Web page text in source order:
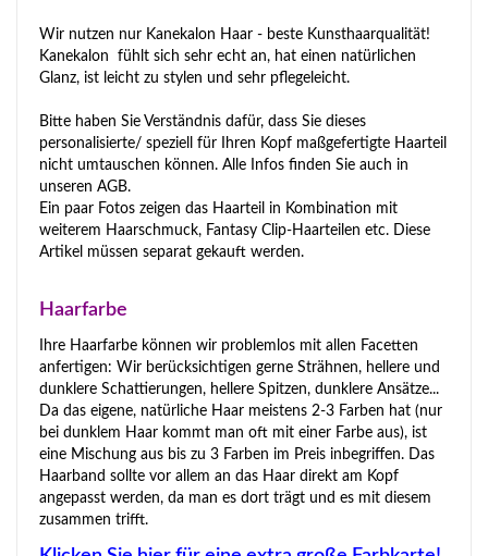
Wir nutzen nur Kanekalon Haar - beste Kunsthaarqualität!
Kanekalon fühlt sich sehr echt an, hat einen natürlichen
Glanz, ist leicht zu stylen und sehr pflegeleicht.
Bitte haben Sie Verständnis dafür, dass Sie dieses
personalisierte/ speziell für Ihren Kopf maßgefertigte Haarteil
nicht umtauschen können. Alle Infos finden Sie auch in
unseren AGB.
Ein paar Fotos zeigen das Haarteil in Kombination mit
weiterem Haarschmuck, Fantasy Clip-Haarteilen etc. Diese
Artikel müssen separat gekauft werden.
Haarfarbe
Ihre Haarfarbe können wir problemlos mit allen Facetten
anfertigen: Wir berücksichtigen gerne Strähnen, hellere und
dunklere Schattierungen, hellere Spitzen, dunklere Ansätze...
Da das eigene, natürliche Haar meistens 2-3 Farben hat (nur
bei dunklem Haar kommt man oft mit einer Farbe aus), ist
eine Mischung aus bis zu 3 Farben im Preis inbegriffen. Das
Haarband sollte vor allem an das Haar direkt am Kopf
angepasst werden, da man es dort trägt und es mit diesem
zusammen trifft.